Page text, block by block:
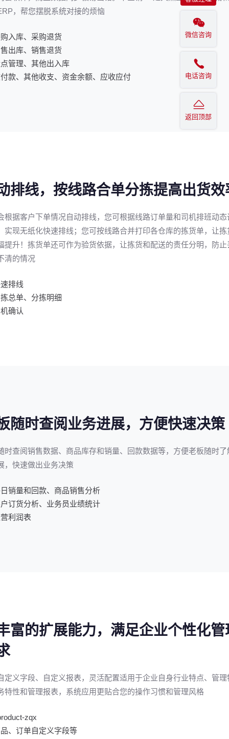
，帮您摆脱系统对接的烦恼
入库、采购退货
出库、销售退货
管理、其他出入库
款、其他收支、资金余额、应收应付
排线，按线路合单分拣提高出货效
根据客户下单情况自动排线，您可根据线路订单量和司机排班动态
实现无纸化快速排线；您可按线路合并打印各仓库的拣货单，让拣
提升！拣货单还可作为验货依据，让拣货和配送的责任分明，防止
清的情况
排线
总单、分拣明细
确认
随时查阅业务进展，方便快速决策
时查阅销售数据、商品库存和销量、回款数据等，方便老板随时了
，快速做出业务决策
销量和回款、商品销售分析
订货分析、业务员业绩统计
利润表
富的扩展能力，满足企业个性化管
定义字段、自定义报表，灵活配置适用于企业自身行业特点、管理
特性和管理报表，系统应用更贴合您的操作习惯和管理风格
zqx
、订单自定义字段等
微信咨询
电话咨询
返回顶部